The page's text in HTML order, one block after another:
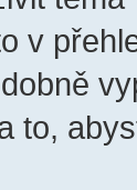
v
to,